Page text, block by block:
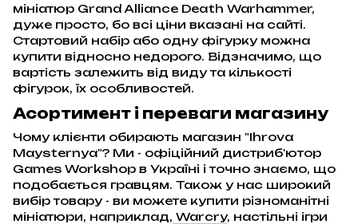
мініатюр Grand Alliance Death Warhammer,
дуже просто, бо всі ціни вказані на сайті.
Стартовий набір або одну фігурку можна
купити відносно недорого. Відзначимо, що
вартість залежить від виду та кількості
фігурок, їх особливостей.
Асортимент і переваги магазину
Чому клієнти обирають магазин "Ihrova
Maysternya"? Ми - офіційний дистриб'ютор
Games Workshop в Україні і точно знаємо, що
подобається гравцям. Також у нас широкий
вибір товару - ви можете купити різноманітні
мініатюри, наприклад, Warcry, настільні ігри